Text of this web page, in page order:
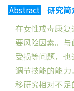
Abstract
研究简
在女性戒毒康
要风险因素。
受损等问题，
调节技能的能力
移研究相对不